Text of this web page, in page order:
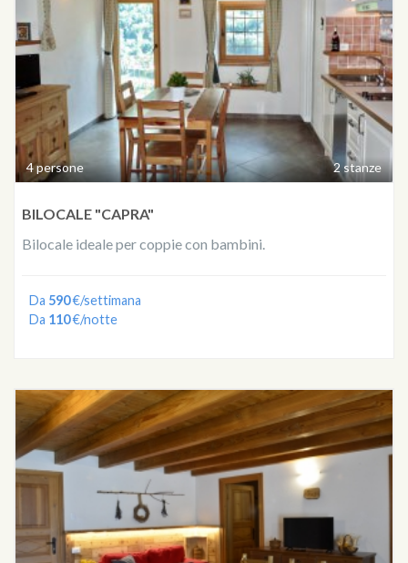
4 persone 2 stanze
BILOCALE "CAPRA"
Bilocale ideale per coppie con bambini.
Da 590€/settimana
Da 110€/notte